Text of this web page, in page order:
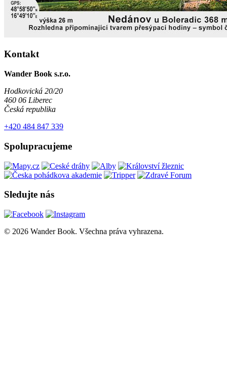
Kontakt
Wander Book s.r.o.
Hodkovická 20/20
460 06 Liberec
Česká republika
+420 484 847 339
Spolupracujeme
Sledujte nás
© 2026 Wander Book. Všechna práva vyhrazena.